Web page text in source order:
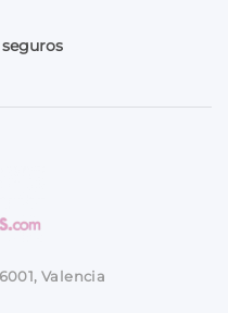
seguros
Valencia